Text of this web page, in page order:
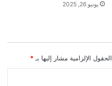
يونيو 26, 2025
الحقول الإلزامية مشار إليها بـ *